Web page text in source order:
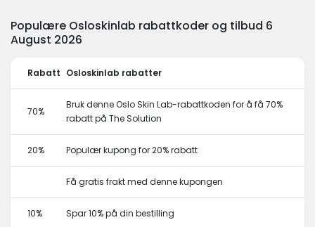
Populære Osloskinlab rabattkoder og tilbud 6
August 2026
Rabatt Osloskinlab rabatter
70%
Bruk denne Oslo Skin Lab-rabattkoden for å få 70%
rabatt på The Solution
20% Populær kupong for 20% rabatt
Få gratis frakt med denne kupongen
10% Spar 10% på din bestilling